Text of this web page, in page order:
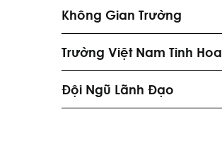
Không Gian Trường
Trường Việt Nam Tinh Hoa
Đội Ngũ Lãnh Đạo